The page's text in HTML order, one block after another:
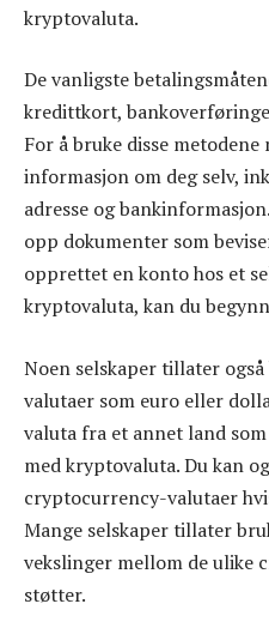
kryptovaluta.
De vanligste
kredittkort,
For å bruke disse
informasjon om deg selv,
adresse og
opp dokumenter som
opprettet en konto hos et
kryptovaluta, kan du
Noen selskaper tillater
valutaer som euro eller
valuta fra et annet land
med kryptovaluta. Du kan
cryptocurrency-valutaer
Mange selskaper tillater
vekslinger mellom de ulike
støtter.